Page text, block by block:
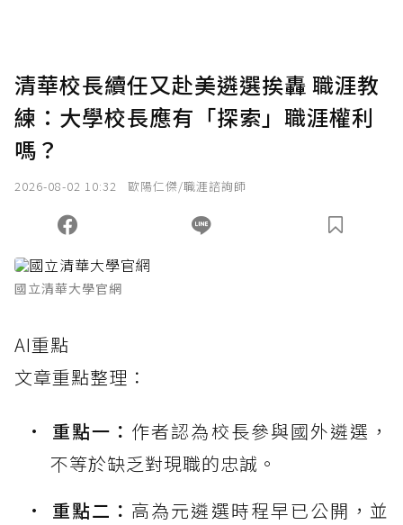
清華校長續任又赴美遴選挨轟 職涯教
練：大學校長應有「探索」職涯權利
嗎？
2026-08-02 10:32 歐陽仁傑/職涯諮詢師
國立清華大學官網
AI重點
文章重點整理：
重點一： 作者認為校長參與國外遴選，
不等於缺乏對現職的忠誠。
重點二： 高為元遴選時程早已公開，並